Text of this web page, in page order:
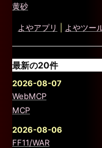
黄砂
よやアプリ よやツー
最新の20件
2026-08-07
WebMCP
MCP
2026-08-06
FF11/WAR